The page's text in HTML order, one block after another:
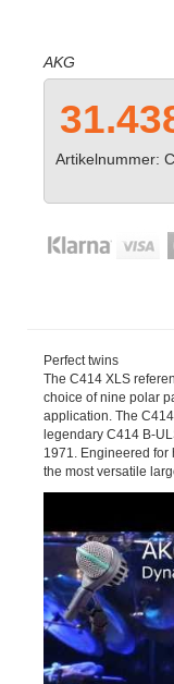
AKG
Artikelnummer:
Perfect twins
The C414 XLS
choice of nine polar
application. The
legendary C414 B-
1971. Engineered for
the most versatile